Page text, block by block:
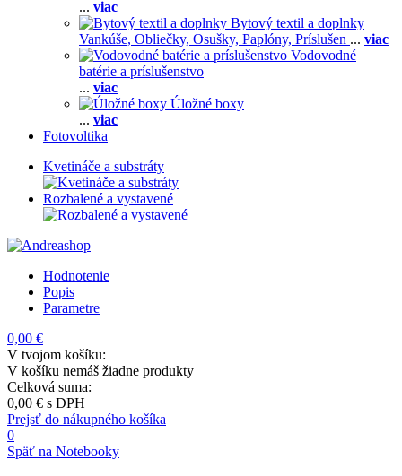
... viac
Bytový textil a doplnky
Vankúše, Obliečky, Osušky, Paplóny, Príslušen ... viac
Vodovodné
batérie a príslušenstvo
... viac
Úložné boxy
... viac
Fotovoltika
Kvetináče a substráty
Rozbalené a vystavené
Hodnotenie
Popis
Parametre
0,00 €
V tvojom košíku:
V košíku nemáš žiadne produkty
Celková suma:
0,00 € s DPH
Prejsť do nákupného košíka
0
Späť na Notebooky